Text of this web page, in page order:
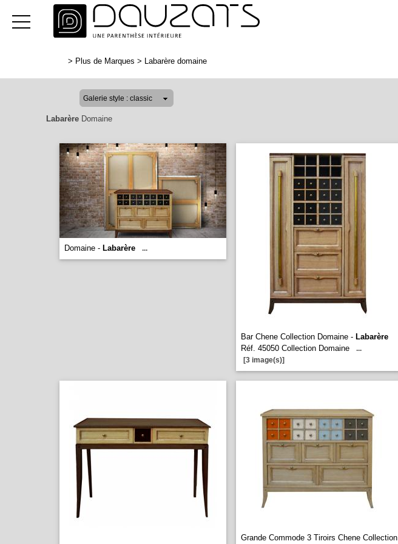
> Plus de Marques > Labarère domaine
Labarère Domaine
Domaine - Labarère ...
Bar Chene Collection Domaine - Labarère
Réf. 45050 Collection Domaine
...
[3 image(s)]
Grande Commode 3 Tiroirs Chene Collection